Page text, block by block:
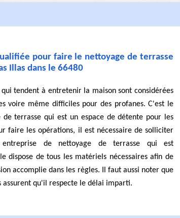
pour faire le nettoyage de terrasse
Illas dans le 66480
qui tendent à entretenir la maison sont considérées
voire même difficiles pour des profanes. C'est le
de terrasse qui est un espace de détente pour les
faire les opérations, il est nécessaire de solliciter
de nettoyage de terrasse qui est
dispose de tous les matériels nécessaires afin de
accomplie dans les règles. Il faut aussi noter que
assurent qu'il respecte le délai imparti.